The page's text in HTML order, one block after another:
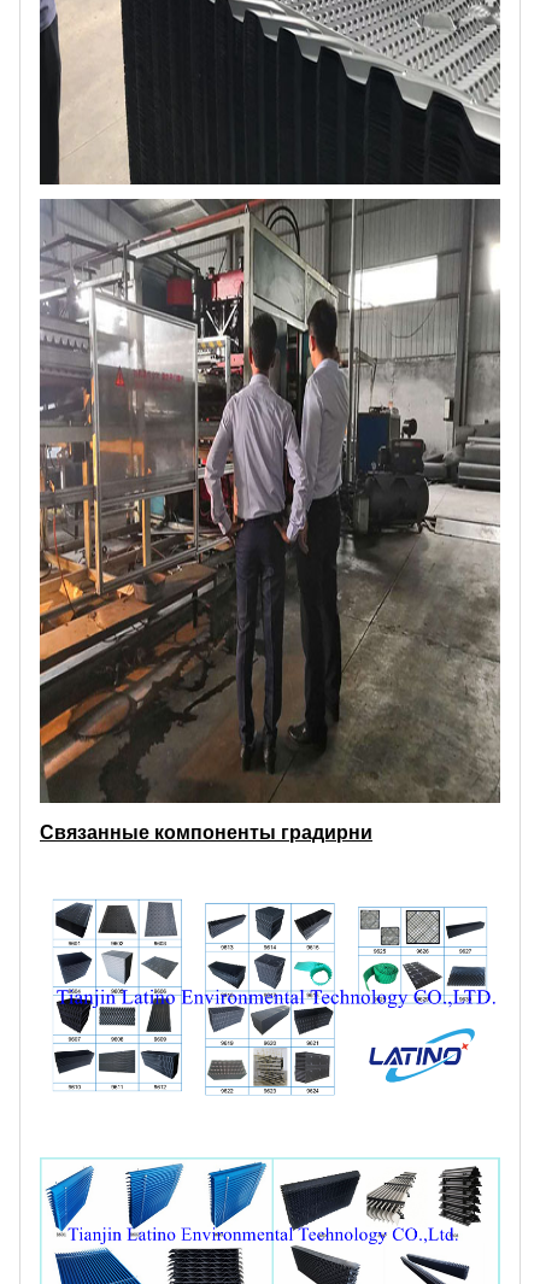
Связанные компоненты градирни